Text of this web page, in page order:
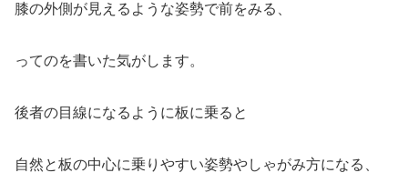
膝の外側が見えるような姿勢で前をみる、
ってのを書いた気がします。
後者の目線になるように板に乗ると
自然と板の中心に乗りやすい姿勢やしゃがみ方になる、